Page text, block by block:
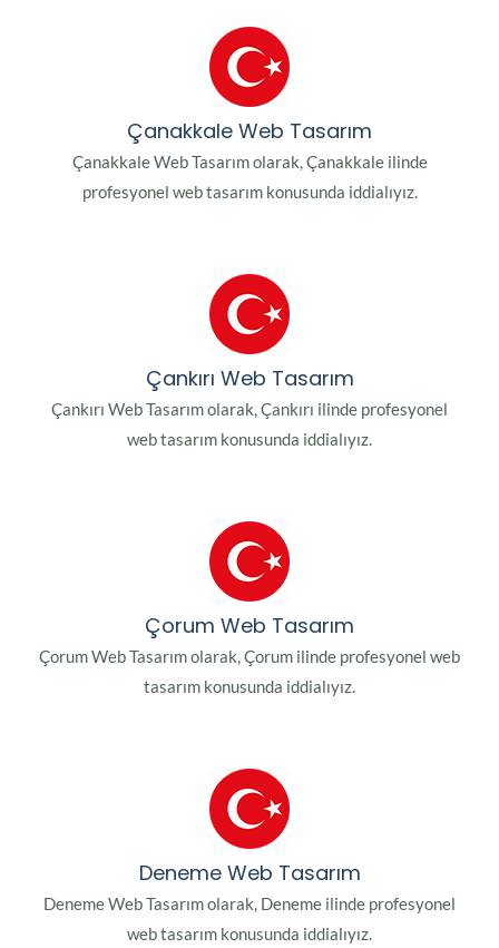
Çanakkale Web Tasarım
Çanakkale Web Tasarım olarak, Çanakkale ilinde
profesyonel web tasarım konusunda iddialıyız.
Çankırı Web Tasarım
Çankırı Web Tasarım olarak, Çankırı ilinde profesyonel
web tasarım konusunda iddialıyız.
Çorum Web Tasarım
Çorum Web Tasarım olarak, Çorum ilinde profesyonel web
tasarım konusunda iddialıyız.
Deneme Web Tasarım
Deneme Web Tasarım olarak, Deneme ilinde profesyonel
web tasarım konusunda iddialıyız.